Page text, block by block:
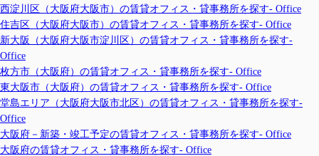
西淀川区（大阪府大阪市）の賃貸オフィス・貸事務所を探す- Office
住吉区（大阪府大阪市）の賃貸オフィス・貸事務所を探す- Office
新大阪（大阪府大阪市淀川区）の賃貸オフィス・貸事務所を探す-
Office
枚方市（大阪府）の賃貸オフィス・貸事務所を探す- Office
東大阪市（大阪府）の賃貸オフィス・貸事務所を探す- Office
堂島エリア（大阪府大阪市北区）の賃貸オフィス・貸事務所を探す-
Office
大阪府－新築・竣工予定の賃貸オフィス・貸事務所を探す- Office
大阪府の賃貸オフィス・貸事務所を探す- Office